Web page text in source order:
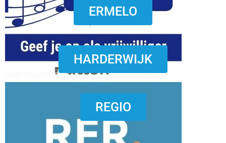
word vrijwilliger (1)
ERMELO
HARDERWIJK
REGIO